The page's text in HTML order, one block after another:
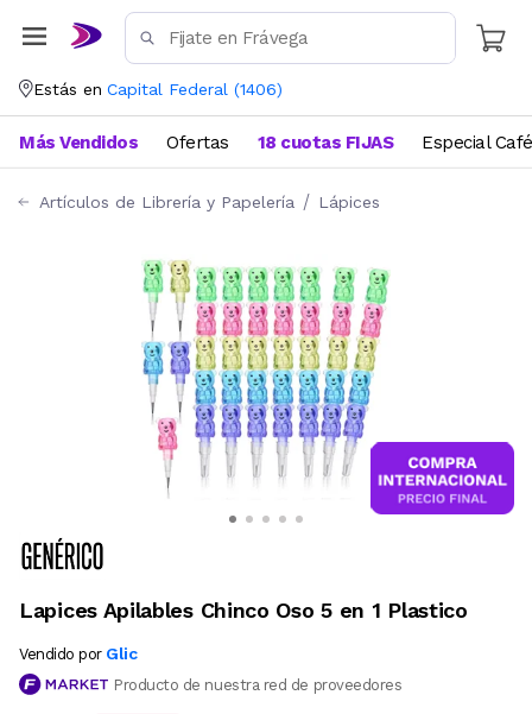
Estás en Capital Federal (1406)
Más Vendidos Ofertas 18 cuotas FIJAS Especial Café
Artículos de Librería y Papelería Lápices
Lapices Apilables Chinco Oso 5 en 1 Plastico
Vendido por Glic
Producto de nuestra red de proveedores